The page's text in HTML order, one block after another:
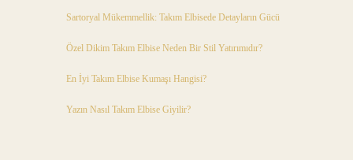
Sartoryal Mükemmellik: Takım Elbisede Detayların Gücü
Özel Dikim Takım Elbise Neden Bir Stil Yatırımıdır?
En İyi Takım Elbise Kumaşı Hangisi?
Yazın Nasıl Takım Elbise Giyilir?